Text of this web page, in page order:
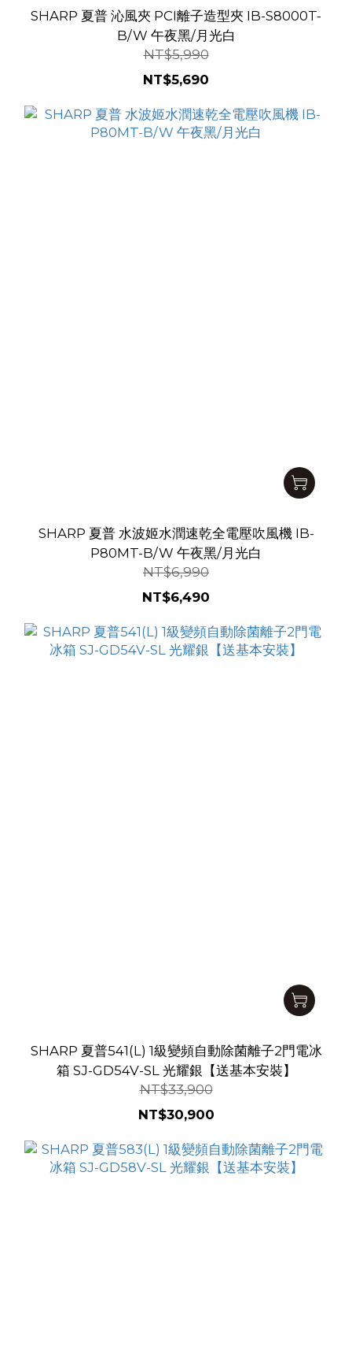
SHARP 夏普 沁風夾 PCI離子造型夾 IB-S8000T-
B/W 午夜黑/月光白
NT$5,990
NT$5,690
SHARP 夏普 水波姬水潤速乾全電壓吹風機 IB-
P80MT-B/W 午夜黑/月光白
NT$6,990
NT$6,490
SHARP 夏普541(L) 1級變頻自動除菌離子2門電冰
箱 SJ-GD54V-SL 光耀銀【送基本安裝】
NT$33,900
NT$30,900